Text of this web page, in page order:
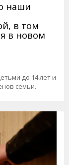
наши
в том
в новом
до 14 лет и
семьи.